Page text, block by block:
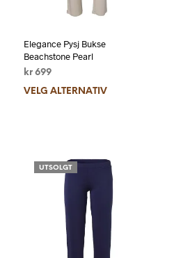
Elegance Pysj Bukse
Beachstone Pearl
kr699
VELG ALTERNATIV
UTSOLGT